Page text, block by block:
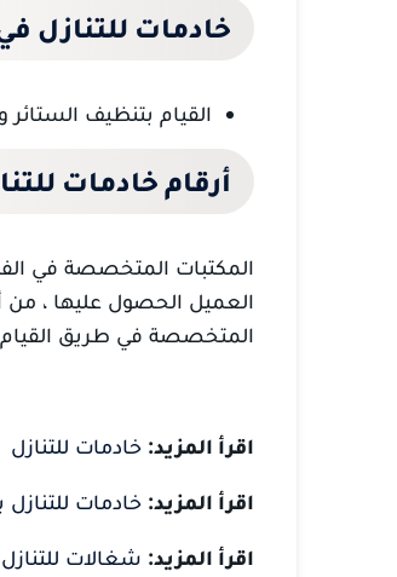
خادمات للتنازل
القيام بتنظيف الستائر
أرقام خادمات
المكتبات المتخصصة في
العميل الحصول عليها ، من
المتخصصة في طريق القيام
اقرأ المزيد: خادمات للتنازل
اقرأ المزيد: خادمات للتنازل
اقرأ المزيد: شغالات للتنازل